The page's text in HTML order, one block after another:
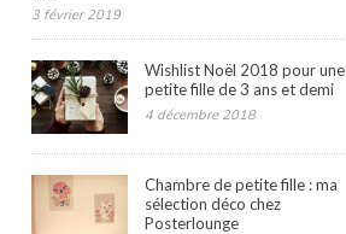
3 février 2019
Wishlist Noël 2018 pour une
petite fille de 3 ans et demi
4 décembre 2018
Chambre de petite fille : ma
sélection déco chez
Posterlounge